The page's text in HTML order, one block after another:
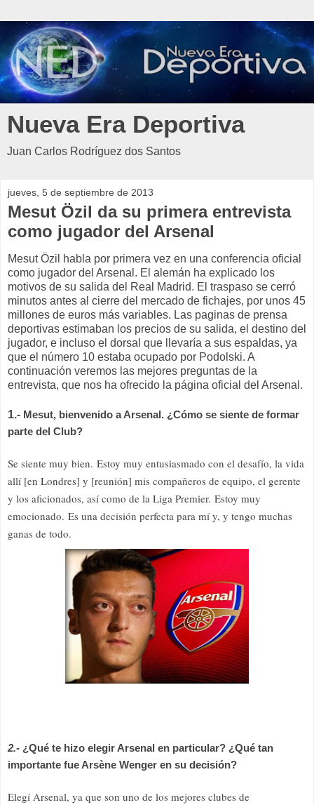
Nueva Era Deportiva
Juan Carlos Rodríguez dos Santos
jueves, 5 de septiembre de 2013
Mesut Özil da su primera entrevista
como jugador del Arsenal
Mesut Özil habla por primera vez en una conferencia oficial
como jugador del Arsenal. El alemán ha explicado los
motivos de su salida del Real Madrid. El traspaso se cerró
minutos antes al cierre del mercado de fichajes, por unos 45
millones de euros más variables. Las paginas de prensa
deportivas estimaban los precios de su salida, el destino del
jugador, e incluso el dorsal que llevaría a sus espaldas, ya
que el número 10 estaba ocupado por Podolski. A
continuación veremos las mejores preguntas de la
entrevista, que nos ha ofrecido la página oficial del Arsenal.
1.- Mesut, bienvenido a Arsenal. ¿Cómo se siente de formar
parte del Club?
Se siente muy bien. Estoy muy entusiasmado con el desafío, la vida
allí [en Londres] y [reunión] mis compañeros de equipo, el gerente
y los aficionados, así como de la Liga Premier. Estoy muy
emocionado. Es una decisión perfecta para mí y, y tengo muchas
ganas de todo.
2.- ¿Qué te hizo elegir Arsenal en particular? ¿Qué tan
importante fue Arsène Wenger en su decisión?
Elegí Arsenal, ya que son uno de los mejores clubes de